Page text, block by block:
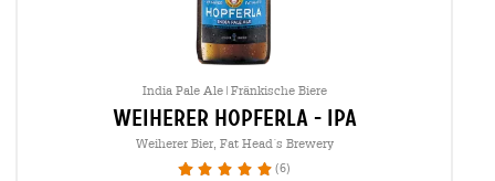
India Pale Ale|Fränkische Biere
weiherer hopferla - ipa
Weiherer Bier, Fat Head´s Brewery
100% (6)